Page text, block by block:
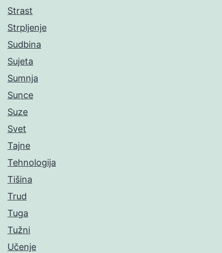
Strast
Strpljenje
Sudbina
Sujeta
Sumnja
Sunce
Suze
Svet
Tajne
Tehnologija
Tišina
Trud
Tuga
Tužni
Učenje